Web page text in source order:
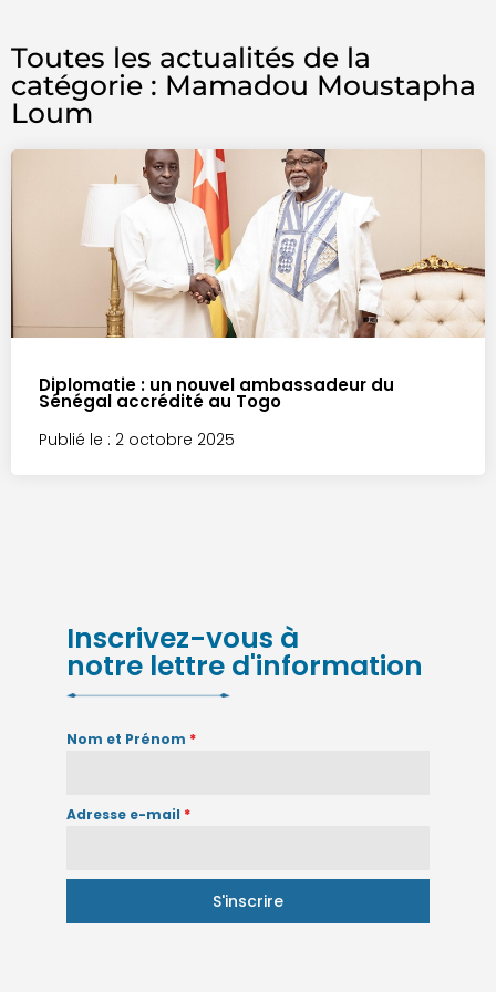
Toutes les actualités de la
catégorie : Mamadou Moustapha
Loum
Diplomatie : un nouvel ambassadeur du
Sénégal accrédité au Togo
Publié le : 2 octobre 2025
Inscrivez-vous à
notre lettre d'information
Nom et Prénom *
Adresse e-mail *
S'inscrire